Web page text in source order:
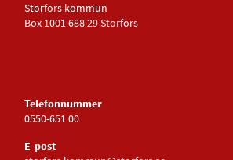
Storfors kommun
Box 1001 688 29 Storfors
Telefonnummer
0550-651 00
E-post